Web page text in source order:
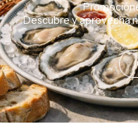
Descubreyaprovecha